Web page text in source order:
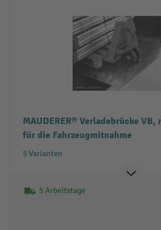
MAUDERER® Verladebrücke VB,
für die Fahrzeugmitnahme
5 Varianten
5 Arbeitstage